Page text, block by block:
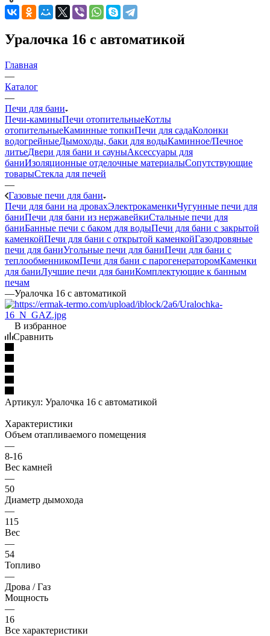
Уралочка 16 с автоматикой
Главная
—
Каталог
—
Печи для бани
Печи-каминыПечи отопительныеКотлы
отопительныеКаминные топкиПечи для садаКолонки
водогрейныеДымоходы, баки для водыКаминное/Печное
литьеДвери для бани и сауныАксессуары для
баниИзоляционные отделочные материалыСопутствующие
товарыСтекла для печей
—
Газовые печи для бани
Печи для бани на дровахЭлектрокаменкиЧугунные печи для
баниПечи для бани из нержавейкиСтальные печи для
баниБанные печи с баком для водыПечи для бани с закрытой
каменкойПечи для бани с открытой каменкойГазодровяные
печи для баниУгольные печи для баниПечи для бани с
теплообменникомПечи для бани с парогенераторомКаменки
для баниЛучшие печи для баниКомплектующие к банным
печам
—Уралочка 16 с автоматикой
В избранное
Сравнить
Артикул: Уралочка 16 с автоматикой
Характеристики
Объем отапливаемого помещения
—
8-16
Вес камней
—
50
Диаметр дымохода
—
115
Вес
—
54
Топливо
—
Дрова / Газ
Мощность
—
16
Все характеристики